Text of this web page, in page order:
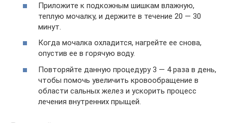
Приложите к подкожным шишкам влажную,
теплую мочалку, и держите в течение 20 — 30
минут.
Когда мочалка охладится, нагрейте ее снова,
опустив ее в горячую воду.
Повторяйте данную процедуру 3 — 4 раза в день,
чтобы помочь увеличить кровообращение в
области сальных желез и ускорить процесс
лечения внутренних прыщей.